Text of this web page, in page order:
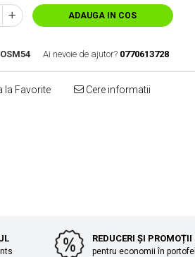
ADAUGA IN COS
OSM54 Ai nevoie de ajutor? 0770613728
la Favorite Cere informatii
REDUCERI ȘI PROMOȚII
pentru economii în portofel